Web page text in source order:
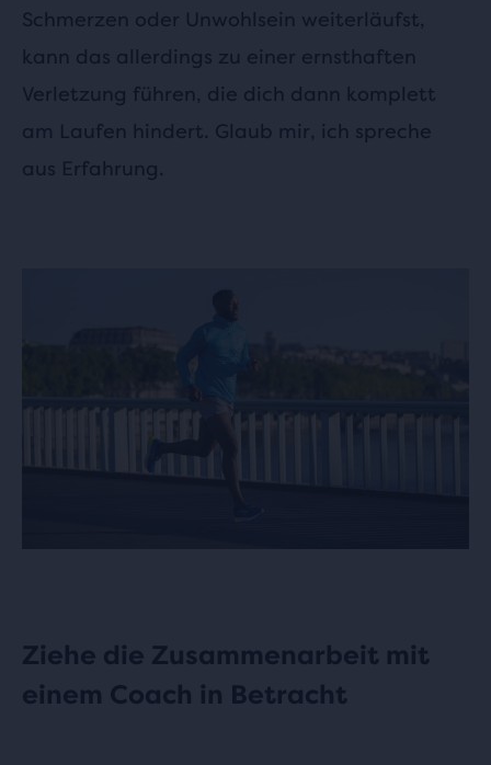
Schmerzen oder Unwohlsein weiterläufst,
kann das allerdings zu einer ernsthaften
Verletzung führen, die dich dann komplett
am Laufen hindert. Glaub mir, ich spreche
aus Erfahrung.
Ziehe die Zusammenarbeit mit
einem Coach in Betracht